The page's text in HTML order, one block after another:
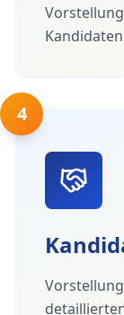
Kandidaten
4